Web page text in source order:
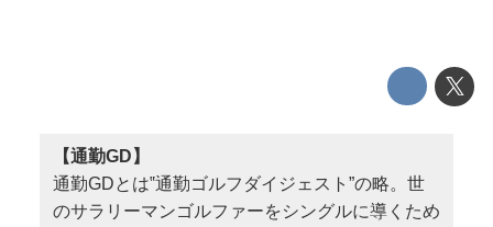
【通勤GD】
通勤GDとは‟通勤ゴルフダイジェスト”の略。世
のサラリーマンゴルファーをシングルに導くため